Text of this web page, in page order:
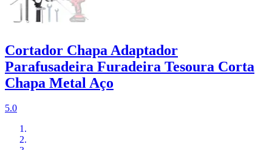
Cortador Chapa Adaptador
Parafusadeira Furadeira Tesoura Corta
Chapa Metal Aço
5.0